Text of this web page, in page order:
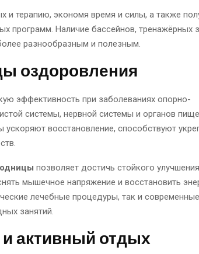
и терапию, экономя время и силы, а также
программ. Наличие бассейнов, тренажёрных
разнообразным и полезным.
оздоровления
эффективность при заболеваниях опорно-
системы, нервной системы и органов
восстановление, способствуют
позволяет достичь стойкого
мышечное напряжение и восстановить
лечебные процедуры, так и
занятий.
активный отдых